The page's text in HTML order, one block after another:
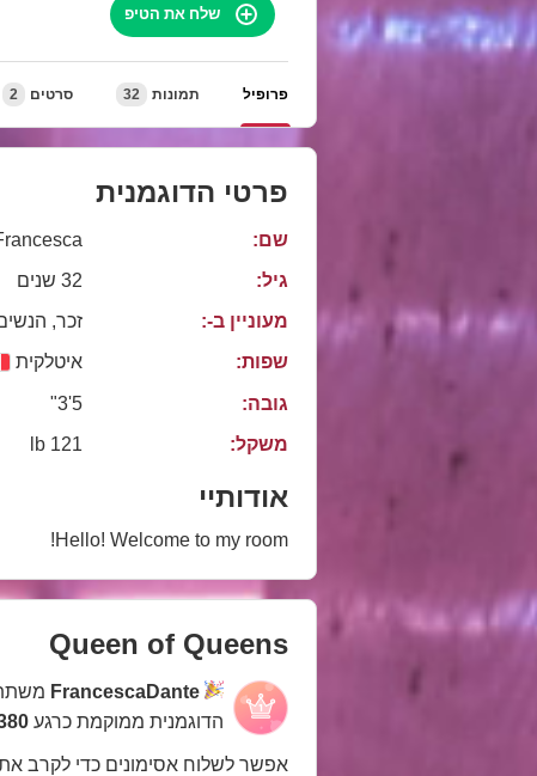
שלח את הטיפ
פרופיל תמונות 32 סרטים 2
פרטי הדוגמנית
שם:
גיל:
32 שנים
מעוניין ב-:
זכר,
שפות:
איטלקית
גובה:
5'3"
משקל:
121 lb
אודותיי
Hello! Welcome to my room!
Queen of Queens
FrancescaDante
הדוגמנית ממוקמת כרגע 380
אפשר לשלוח אסימונים כדי לקרב